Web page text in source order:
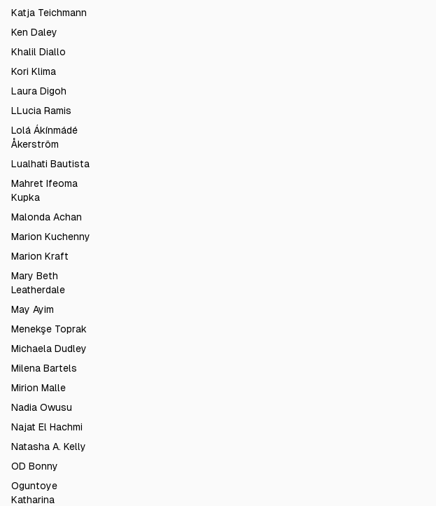
Katja Teichmann
Ken Daley
Khalil Diallo
Kori Klima
Laura Digoh
LLucia Ramis
Lolá Ákínmádé
Åkerström
Lualhati Bautista
Mahret Ifeoma
Kupka
Malonda Achan
Marion Kuchenny
Marion Kraft
Mary Beth
Leatherdale
May Ayim
Menekşe Toprak
Michaela Dudley
Milena Bartels
Mirion Malle
Nadia Owusu
Najat El Hachmi
Natasha A. Kelly
OD Bonny
Oguntoye
Katharina